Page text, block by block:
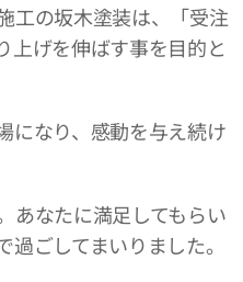
工の坂木塗装は、「受注
上げを伸ばす事を目的と
になり、感動を与え続け
あなたに満足してもらい
ごしてまいりました。